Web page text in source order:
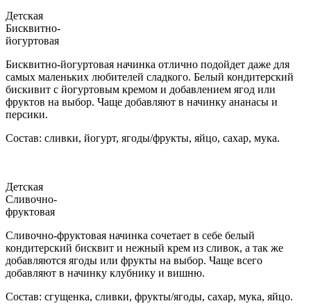
Детская
Бисквитно-
йогуртовая
Бисквитно-йогуртовая начинка отлично подойдет даже для
самых маленьких любителей сладкого. Белый кондитерский
бискивит с йогуртовым кремом и добавлением ягод или
фруктов на выбор. Чаще добавляют в начинку ананасы и
персики.
Состав: сливки, йогурт, ягоды/фрукты, яйцо, сахар, мука.
Детская
Сливочно-
фруктовая
Сливочно-фруктовая начинка сочетает в себе белый
кондитерский бисквит и нежный крем из сливок, а так же
добавляются ягоды или фрукты на выбор. Чаще всего
добавляют в начинку клубнику и вишню.
Состав: сгущенка, сливки, фрукты/ягоды, сахар, мука, яйцо.